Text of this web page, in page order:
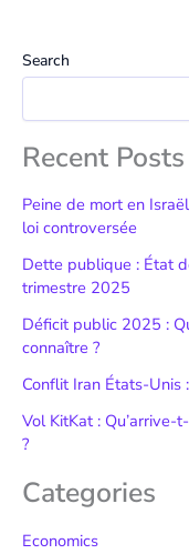
Search
Recent Posts
Peine de mort en
loi controversée
Dette publique : État
trimestre 2025
Déficit public 2025 :
connaître ?
Conflit Iran États-
Vol KitKat :
?
Categories
Economics